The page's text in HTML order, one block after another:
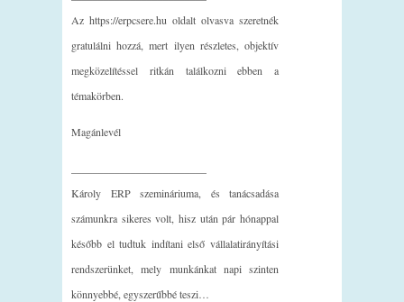
Az https://erpcsere.hu oldalt olvasva szeretnék
gratulálni hozzá, mert ilyen részletes, objektív
megközelítéssel ritkán találkozni ebben a
témakörben.
Magánlevél
Károly ERP szemináriuma, és tanácsadása
számunkra sikeres volt, hisz után pár hónappal
később el tudtuk indítani első vállalatirányítási
rendszerünket, mely munkánkat napi szinten
könnyebbé, egyszerűbbé teszi…